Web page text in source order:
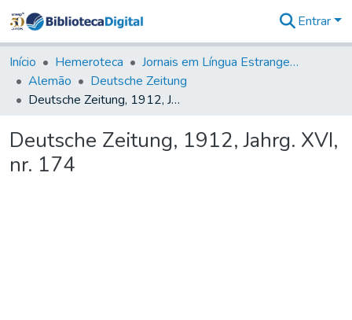
&
Coleções
Tudo na
Biblioteca
Estatísticas
Entrar
Início Hemeroteca
Jornais em Língua Estrangeira
Alemão
Deutsche Zeitung
Deutsche Zeitung, 1912, Jahrg. XVI, nr. 174
Deutsche Zeitung, 1912, Jahrg. XVI,
nr. 174